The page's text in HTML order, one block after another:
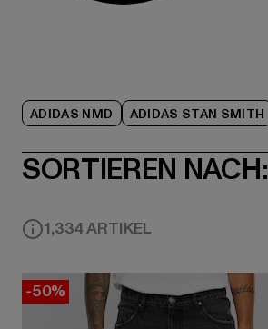
ADIDAS NMD ADIDAS STAN SMITH
SORTIEREN NACH:
1,334 ARTIKEL
-50%